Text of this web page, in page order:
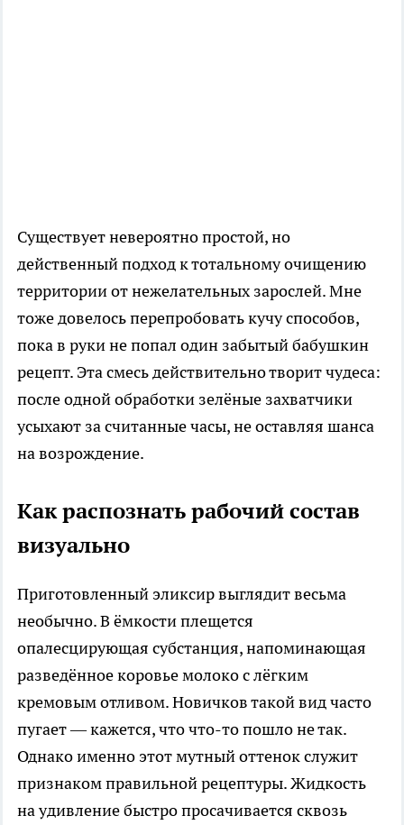
Существует невероятно простой, но
действенный подход к тотальному очищению
территории от нежелательных зарослей. Мне
тоже довелось перепробовать кучу способов,
пока в руки не попал один забытый бабушкин
рецепт. Эта смесь действительно творит чудеса:
после одной обработки зелёные захватчики
усыхают за считанные часы, не оставляя шанса
на возрождение.
Как распознать рабочий состав
визуально
Приготовленный эликсир выглядит весьма
необычно. В ёмкости плещется
опалесцирующая субстанция, напоминающая
разведённое коровье молоко с лёгким
кремовым отливом. Новичков такой вид часто
пугает — кажется, что что-то пошло не так.
Однако именно этот мутный оттенок служит
признаком правильной рецептуры. Жидкость
на удивление быстро просачивается сквозь